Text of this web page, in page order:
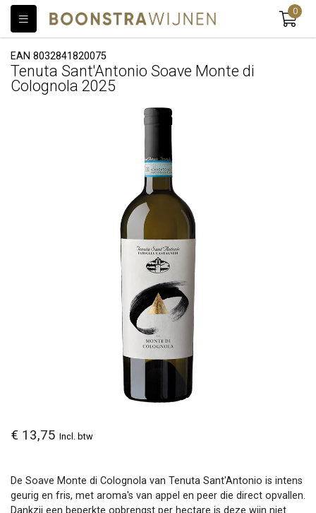
0
EAN 8032841820075
Tenuta Sant'Antonio Soave Monte di
Colognola 2025
€ 13,75 Incl. btw
De Soave Monte di Colognola van Tenuta Sant'Antonio is intens
geurig en fris, met aroma's van appel en peer die direct opvallen.
Dankzij een beperkte opbrengst per hectare is deze wijn niet